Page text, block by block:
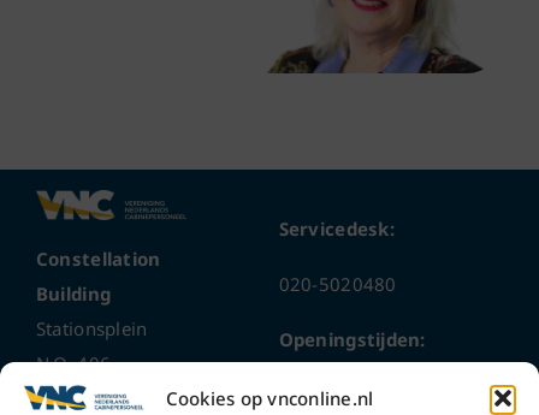
Cookies op vnconline.nl
Constellation
Building
Stationsplein
N.O. 406
1117 CL
Servicedesk:
020-5020480
Openingstijden:
ma t/m do